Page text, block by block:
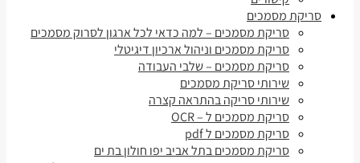
סריקת מסמכים
סריקת מסמכים – למה כדאי לכל ארגון לסרוק מסמכים
סריקת מסמכים וניהול ארכיון דיגיטלי
סריקת מסמכים – שלבי העבודה
שירותי סריקת מסמכים
שירותי סריקה בהתראה קצרה
סריקת מסמכים ל – OCR
סריקת מסמכים ל pdf
סריקת מסמכים בתל אביב יפו חולון בת ים